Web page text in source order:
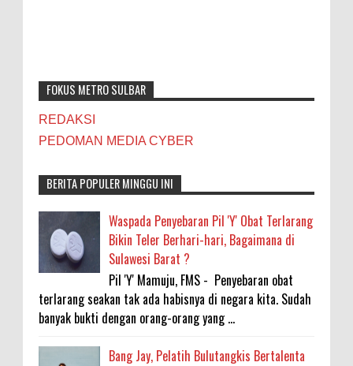
FOKUS METRO SULBAR
REDAKSI
PEDOMAN MEDIA CYBER
BERITA POPULER MINGGU INI
Waspada Penyebaran Pil 'Y' Obat Terlarang
Bikin Teler Berhari-hari, Bagaimana di
Sulawesi Barat ?
Pil 'Y' Mamuju, FMS - Penyebaran obat
terlarang seakan tak ada habisnya di negara kita. Sudah
banyak bukti dengan orang-orang yang ...
Bang Jay, Pelatih Bulutangkis Bertalenta